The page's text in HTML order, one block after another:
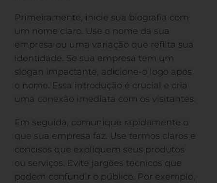
Primeiramente, inicie sua biografia com
um nome claro. Use o nome da sua
empresa ou uma variação que reflita sua
identidade. Se sua empresa tem um
slogan impactante, adicione-o logo após
o nome. Essa introdução é crucial e cria
uma conexão imediata com os visitantes.
Em seguida, comunique rapidamente o
que sua empresa faz. Use termos claros e
concisos que expliquem seus produtos
ou serviços. Evite jargões técnicos que
podem confundir o público. Por exemplo,